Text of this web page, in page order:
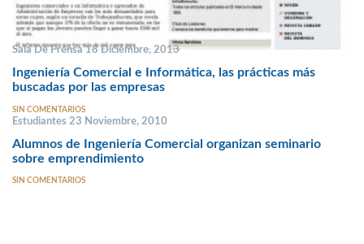
Sala De Prensa 18 Diciembre, 2013
Ingeniería Comercial e Informática, las prácticas más
buscadas por las empresas
SIN COMENTARIOS
Estudiantes 23 Noviembre, 2010
Alumnos de Ingeniería Comercial organizan seminario
sobre emprendimiento
SIN COMENTARIOS